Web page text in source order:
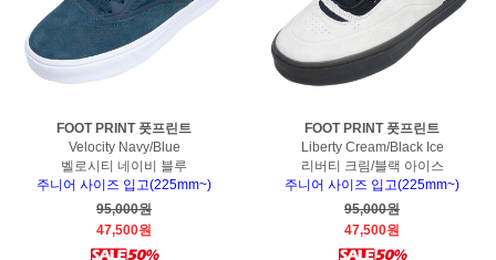
FOOT PRINT 풋프린트
Velocity Navy/Blue
벨로시티 네이비 블루
주니어 사이즈 입고(225mm~)
95,000원
47,500원
FOOT PRINT 풋프린트
Liberty Cream/Black Ice
리버티 크림/블랙 아이스
주니어 사이즈 입고(225mm~)
95,000원
47,500원